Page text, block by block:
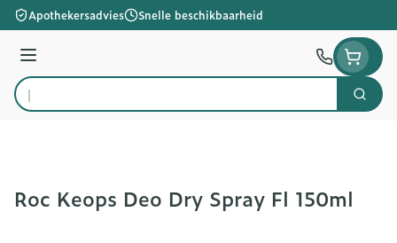
Ga naar de inhoud
Apothekersadvies Snelle beschikbaarheid
Menu
Product, merk, categorie...
Zoek
Roc Keops Deo Dry Spray Fl 150ml